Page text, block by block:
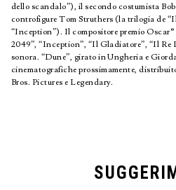
dello scandalo”), il secondo costumista
controfigure Tom Struthers (la trilogia de
“Inception”). Il compositore premio
2049”, “Inception”, “Il Gladiatore”, “Il Re
sonora. “Dune”, girato in Ungheria e
cinematografiche prossimamente,
Bros. Pictures e Legendary.